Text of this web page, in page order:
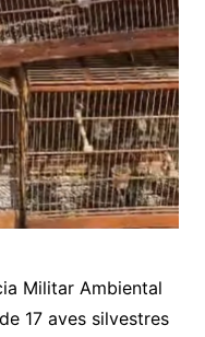
Militar Ambiental
17 aves silvestres